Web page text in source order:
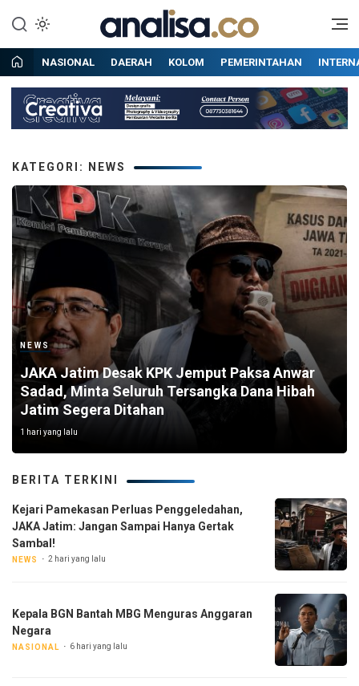
konten
Analisa
Situs berita online terpercaya
NASIONAL DAERAH KOLOM PEMERINTAHAN
KATEGORI: NEWS
NEWS
JAKA Jatim Desak KPK Jemput Paksa Anwar
Sadad, Minta Seluruh Tersangka Dana Hibah
Jatim Segera Ditahan
1 hari yang lalu
BERITA TERKINI
Kejari Pamekasan Perluas Penggeledahan,
JAKA Jatim: Jangan Sampai Hanya Gertak
Sambal!
NEWS 2 hari yang lalu
Kepala BGN Bantah MBG Menguras Anggaran
Negara
NASIONAL 6 hari yang lalu